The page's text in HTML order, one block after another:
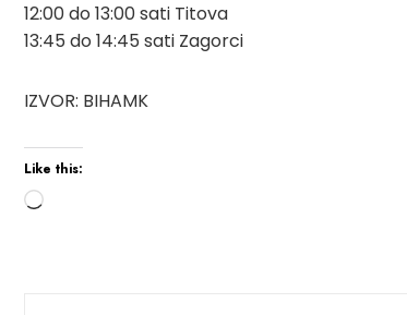
12:00 do 13:00 sati Titova
13:45 do 14:45 sati Zagorci
IZVOR: BIHAMK
Like this: